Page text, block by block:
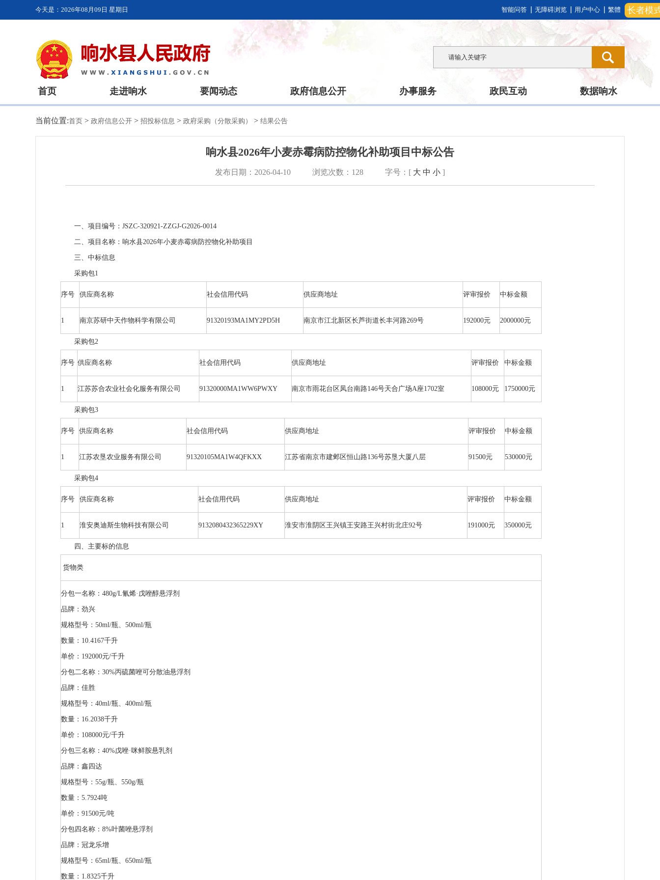
长者模
今天是： 2026年08月09日 星期日 智能问答 无障碍浏览 用户中心 繁體
首页 走进响水 要闻动态 政府信息公开 办事服务 政民互动 数据响水
当前位置:首页 > 政府信息公开 > 招投标信息 > 政府采购（分散采购） > 结果公告
响水县2026年小麦赤霉病防控物化补助项目中标公告
发布日期：2026-04-10 浏览次数： 128 字号：[ 大 中 小 ]
一、项目编号：JSZC-320921-ZZGJ-G2026-0014
二、项目名称：响水县2026年小麦赤霉病防控物化补助项目
三、中标信息
采购包1
序号 供应商名称 社会信用代码 供应商地址 评审报价 中标金额
1 南京苏研中天作物科学有限公司 91320193MA1MY2PD5H 南京市江北新区长芦街道长丰河路269号 192000元 2000000元
采购包2
序号 供应商名称 社会信用代码 供应商地址 评审报价 中标金额
1 江苏苏合农业社会化服务有限公司 91320000MA1WW6PWXY 南京市雨花台区凤台南路146号天合广场A座1702室 108000元 1750000元
采购包3
序号 供应商名称 社会信用代码 供应商地址 评审报价 中标金额
1 江苏农垦农业服务有限公司 91320105MA1W4QFKXX 江苏省南京市建邺区恒山路136号苏垦大厦八层 91500元 530000元
采购包4
序号 供应商名称 社会信用代码 供应商地址 评审报价 中标金额
1 淮安奥迪斯生物科技有限公司 9132080432365229XY 淮安市淮阴区王兴镇王安路王兴村街北庄92号 191000元 350000元
四、主要标的信息
货物类
分包一名称：480g/L氰烯·戊唑醇悬浮剂
品牌：劲兴
规格型号：50ml/瓶、500ml/瓶
数量：10.4167千升
单价：192000元/千升
分包二名称：30%丙硫菌唑可分散油悬浮剂
品牌：佳胜
规格型号：40ml/瓶、400ml/瓶
数量：16.2038千升
单价：108000元/千升
分包三名称：40%戊唑·咪鲜胺悬乳剂
品牌：鑫四达
规格型号：55g/瓶、550g/瓶
数量：5.7924吨
单价：91500元/吨
分包四名称：8%叶菌唑悬浮剂
品牌：冠龙乐增
规格型号：65ml/瓶、650ml/瓶
数量：1.8325千升